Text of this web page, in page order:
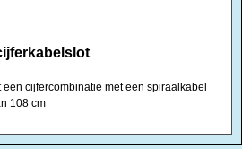
cijfercombinatie met een spiraalkabel
108 cm